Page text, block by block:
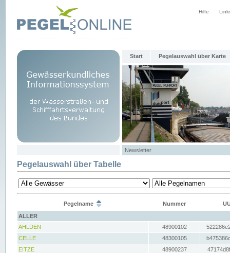
Hilfe
Start Pegelauswahl über Karte
Newsletter
Pegelauswahl über Tabelle
Pegelname Nummer
ALLER
AHLDEN
48900102
CELLE
48300105
EITZE
48900237